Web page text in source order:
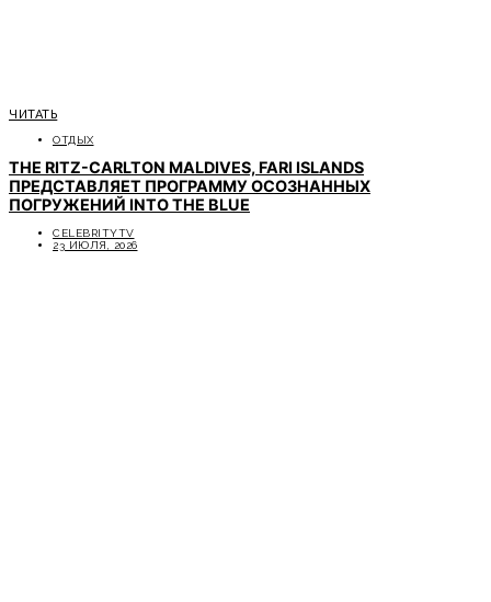
ЧИТАТЬ
ОТДЫХ
THE RITZ-CARLTON MALDIVES, FARI ISLANDS
ПРЕДСТАВЛЯЕТ ПРОГРАММУ ОСОЗНАННЫХ
ПОГРУЖЕНИЙ INTO THE BLUE
CELEBRITYTV
23 ИЮЛЯ, 2026